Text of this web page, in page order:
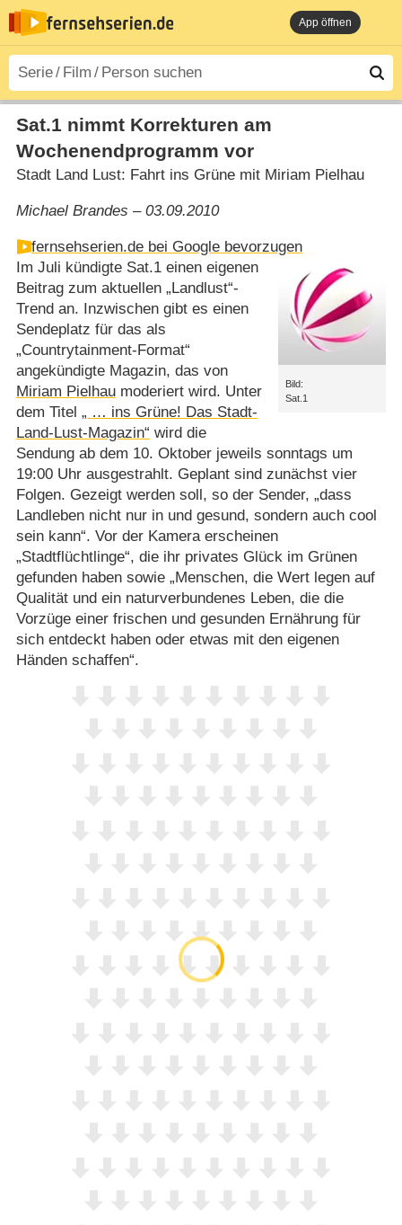
App öffnen
Sat.1 nimmt Korrekturen am
Wochenendprogramm vor
Stadt Land Lust: Fahrt ins Grüne mit Miriam Pielhau
Michael Brandes – 03.09.2010
fernsehserien.de bei Google bevorzugen
Bild:
Sat.1
Im Juli kündigte Sat.1 einen eigenen
Beitrag zum aktuellen „Landlust“-
Trend an. Inzwischen gibt es einen
Sendeplatz für das als
„Countrytainment-Format“
angekündigte Magazin, das von
Miriam Pielhaumoderiert wird. Unter
dem Titel „ … ins Grüne! Das Stadt-
Land-Lust-Magazin“ wird die
Sendung ab dem 10. Oktober jeweils sonntags um
19:00 Uhr ausgestrahlt. Geplant sind zunächst vier
Folgen. Gezeigt werden soll, so der Sender, „dass
Landleben nicht nur in und gesund, sondern auch cool
sein kann“. Vor der Kamera erscheinen
„Stadtflüchtlinge“, die ihr privates Glück im Grünen
gefunden haben sowie „Menschen, die Wert legen auf
Qualität und ein naturverbundenes Leben, die die
Vorzüge einer frischen und gesunden Ernährung für
sich entdeckt haben oder etwas mit den eigenen
Händen schaffen“.